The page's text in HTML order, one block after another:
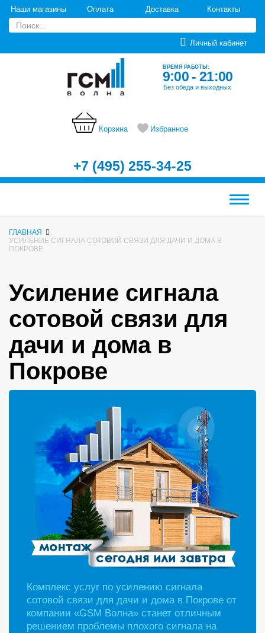
Наши магазины Оплата Доставка Контакты
Личный кабинет
ВРЕМЯ РАБОТЫ:
9:00 - 21:00
Без обеда и выходных
Корзина Избранное
+7 (495) 255-34-25
Меню
ГЛАВНАЯ
УСИЛЕНИЕ СИГНАЛА СОТОВОЙ СВЯЗИ ДЛЯ ДАЧИ И ДОМА В
ПОКРОВЕ
Усиление сигнала
сотовой связи для
дачи и дома в
Покрове
Комплекс услуг по усилению сигнала
сотовой связи для дачи и дома в Покрове от
компании «GSM Волна» станет отличным
решением проблемы плохого сигнала на